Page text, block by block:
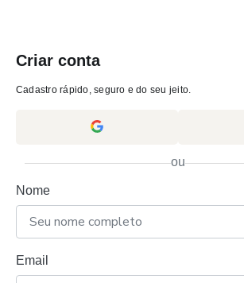
Criar conta
Cadastro rápido, seguro e do seu jeito.
ou
Nome
Email